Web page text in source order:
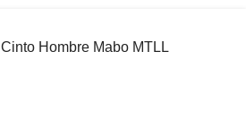
Cinto Hombre Mabo MTLL